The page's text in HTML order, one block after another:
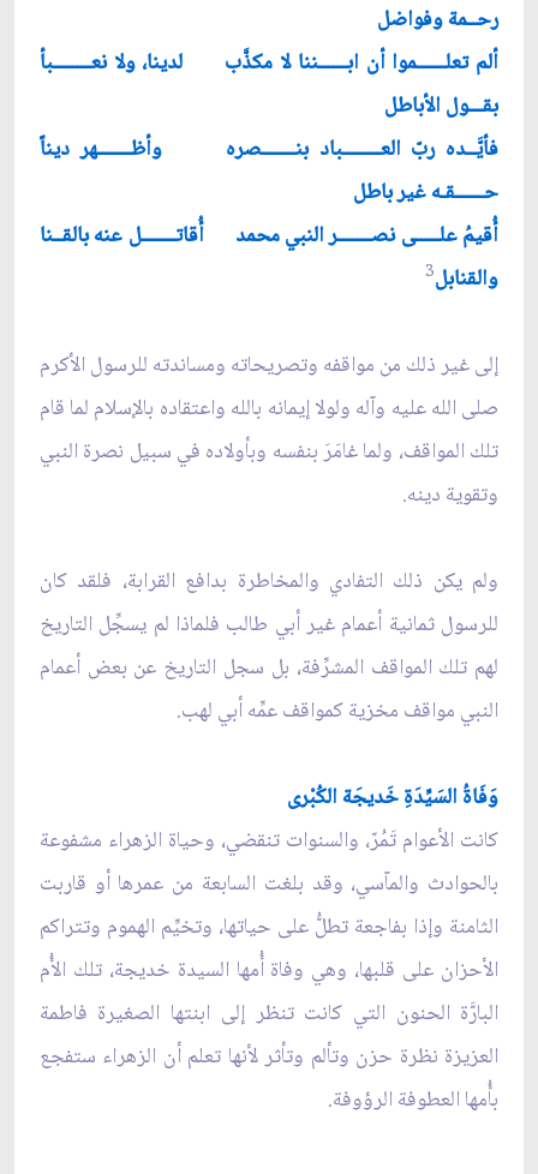
رحــمة وفواضل
ألم تعلــــــموا أن ابــــــننا لا مكذَّب لدينا، ولا نعــــــــبأ
بقـــول الأباطل
فأيَّــده ربّ العــــــــباد بنـــــــصره وأظـــــــهر ديناً
حــــــقـه غير باطل
أُقيمُ علـــــى نصـــــــر النبي محمد أُقاتـــــــل عنه بالقــنا
والقنابل3
إلى غير ذلك من مواقفه وتصريحاته ومساندته للرسول الأكرم
صلى الله عليه وآله ولولا إيمانه بالله واعتقاده بالإسلام لما قام
تلك المواقف، ولما غامَرَ بنفسه وبأولاده في سبيل نصرة النبي
وتقوية دينه.
ولم يكن ذلك التفادي والمخاطرة بدافع القرابة، فلقد كان
للرسول ثمانية أعمام غير أبي طالب فلماذا لم يسجِّل التاريخ
لهم تلك المواقف المشرِّفة، بل سجل التاريخ عن بعض أعمام
النبي مواقف مخزية كمواقف عمِّه أبي لهب.
وَفَاةُ السَيِّدَةِ خَديجَة الكُبْرى
كانت الأعوام تَمُرّ، والسنوات تنقضي، وحياة الزهراء مشفوعة
بالحوادث والمآسي، وقد بلغت السابعة من عمرها أو قاربت
الثامنة وإذا بفاجعة تطلُّ على حياتها، وتخيِّم الهموم وتتراكم
الأحزان على قلبها، وهي وفاة أُمها السيدة خديجة، تلك الأُم
البارَّة الحنون التي كانت تنظر إلى ابنتها الصغيرة فاطمة
العزيزة نظرة حزن وتألم وتأثر لأنها تعلم أن الزهراء ستفجع
بأُمها العطوفة الرؤوفة.